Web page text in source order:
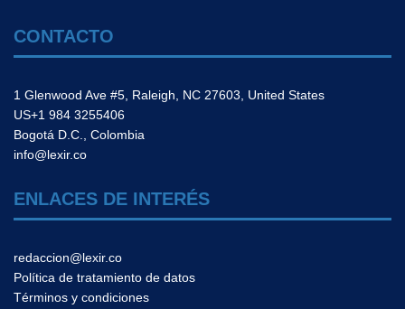
CONTACTO
1 Glenwood Ave #5, Raleigh, NC 27603, United States
US+1 984 3255406
Bogotá D.C., Colombia
info@lexir.co
ENLACES DE INTERÉS
redaccion@lexir.co
Política de tratamiento de datos
Términos y condiciones